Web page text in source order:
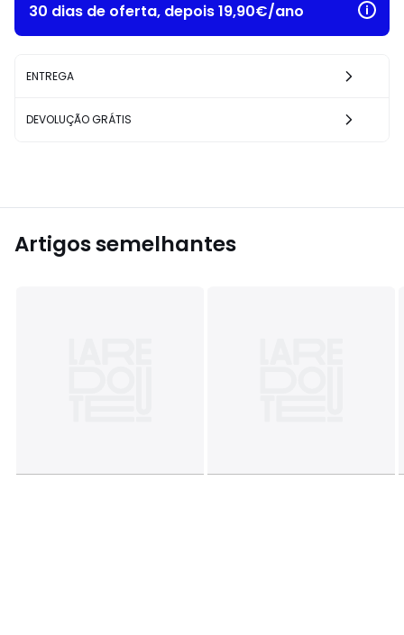
30 dias de oferta, depois 19,90€/ano
ENTREGA
DEVOLUÇÃO GRÁTIS
Artigos semelhantes